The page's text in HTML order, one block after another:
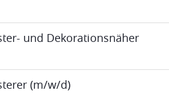
und Dekorationsnäher
(m/w/d)